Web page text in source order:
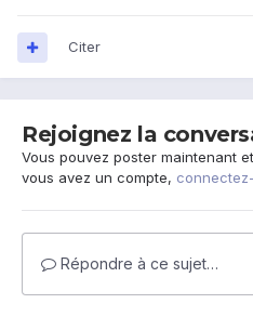
Citer
Rejoignez la
Vous pouvez poster maintenant
vous avez un compte,
Répondre à ce sujet…